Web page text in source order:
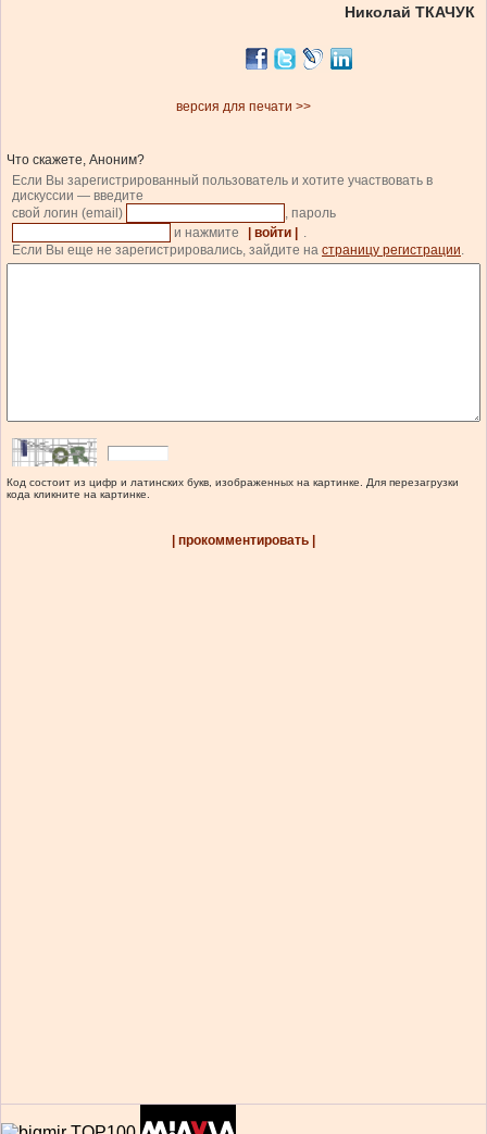
Николай ТКАЧУК
версия для печати >>
Что скажете, Аноним?
Если Вы зарегистрированный пользователь и хотите участвовать в
дискуссии — введите
свой логин (email)
, пароль
и нажмите
| войти |
.
Если Вы еще не зарегистрировались, зайдите на страницу регистрации.
Код состоит из цифр и латинских букв, изображенных на картинке. Для перезагрузки
кода кликните на картинке.
| прокомментировать |